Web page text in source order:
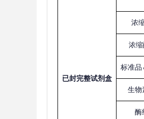
已封完整试剂盒
浓
浓
标准品
生物
酶